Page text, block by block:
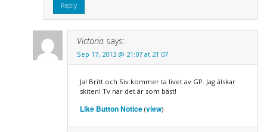
Reply
Victoria says:
Sep 17, 2013 @ 21:07 at 21:07
Ja! Britt och Siv kommer ta livet av GP. Jag älskar
skiten! Tv när det är som bäst!
Like Button Notice(view)